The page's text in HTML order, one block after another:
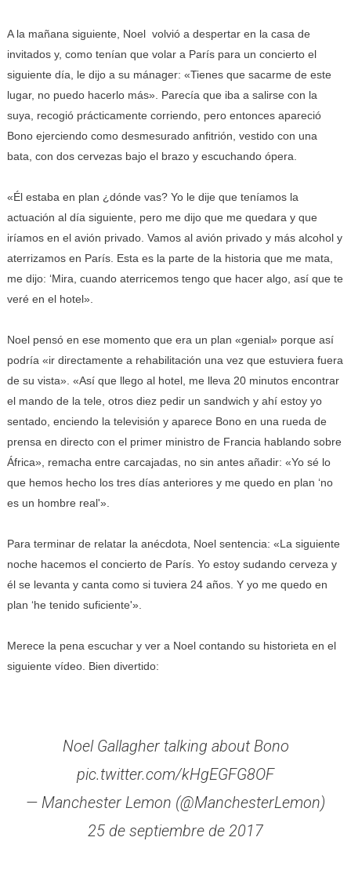
A la mañana siguiente, Noel volvió a despertar en la casa de
invitados y, como tenían que volar a París para un concierto el
siguiente día, le dijo a su mánager: «Tienes que sacarme de este
lugar, no puedo hacerlo más». Parecía que iba a salirse con la
suya, recogió prácticamente corriendo, pero entonces apareció
Bono ejerciendo como desmesurado anfitrión, vestido con una
bata, con dos cervezas bajo el brazo y escuchando ópera.
«Él estaba en plan ¿dónde vas? Yo le dije que teníamos la
actuación al día siguiente, pero me dijo que me quedara y que
iríamos en el avión privado. Vamos al avión privado y más alcohol y
aterrizamos en París. Esta es la parte de la historia que me mata,
me dijo: ‘Mira, cuando aterricemos tengo que hacer algo, así que te
veré en el hotel».
Noel pensó en ese momento que era un plan «genial» porque así
podría «ir directamente a rehabilitación una vez que estuviera fuera
de su vista». «Así que llego al hotel, me lleva 20 minutos encontrar
el mando de la tele, otros diez pedir un sandwich y ahí estoy yo
sentado, enciendo la televisión y aparece Bono en una rueda de
prensa en directo con el primer ministro de Francia hablando sobre
África», remacha entre carcajadas, no sin antes añadir: «Yo sé lo
que hemos hecho los tres días anteriores y me quedo en plan ‘no
es un hombre real'».
Para terminar de relatar la anécdota, Noel sentencia: «La siguiente
noche hacemos el concierto de París. Yo estoy sudando cerveza y
él se levanta y canta como si tuviera 24 años. Y yo me quedo en
plan ‘he tenido suficiente'».
Merece la pena escuchar y ver a Noel contando su historieta en el
siguiente vídeo. Bien divertido:
Noel Gallagher talking about Bono
pic.twitter.com/kHgEGFG8OF
— Manchester Lemon (@ManchesterLemon)
25 de septiembre de 2017